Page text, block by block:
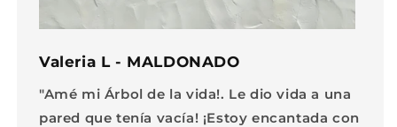
Valeria L - MALDONADO
"Amé mi Árbol de la vida!. Le dio vida a una
pared que tenía vacía! ¡Estoy encantada con